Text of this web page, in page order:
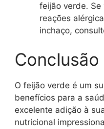
feijão verde.
reações
inchaço,
Conclusão
O feijão verde é um
benefícios para a
excelente adição à
nutricional